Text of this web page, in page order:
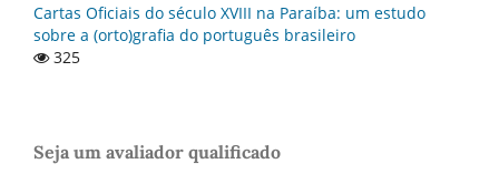
Cartas Oficiais do século XVIII na Paraí­ba: um estudo
sobre a (orto)grafia do português brasileiro
325
Seja um avaliador qualificado